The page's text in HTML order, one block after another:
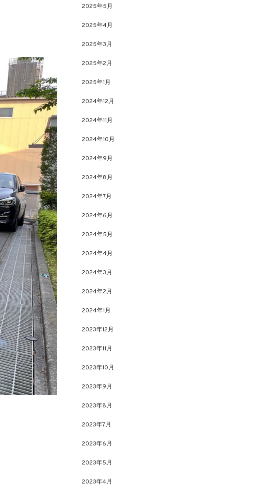
2025年5月
2025年4月
2025年3月
2025年2月
2025年1月
2024年12月
2024年11月
2024年10月
2024年9月
2024年8月
2024年7月
2024年6月
2024年5月
2024年4月
2024年3月
2024年2月
2024年1月
2023年12月
2023年11月
2023年10月
2023年9月
2023年8月
2023年7月
2023年6月
2023年5月
2023年4月